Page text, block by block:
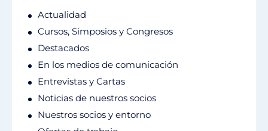
Actualidad
Cursos, Simposios y Congresos
Destacados
En los medios de comunicación
Entrevistas y Cartas
Noticias de nuestros socios
Nuestros socios y entorno